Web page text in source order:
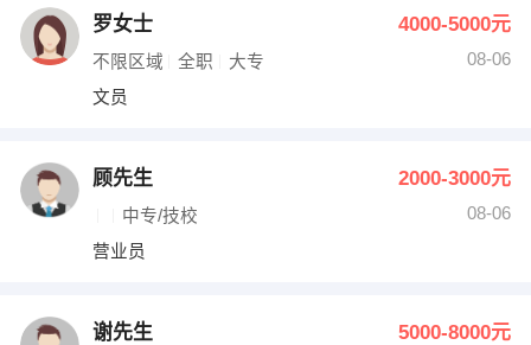
罗女士 4000-5000元
不限区域 全职 大专
08-06
文员
顾先生 2000-3000元
中专/技校
08-06
营业员
谢先生 5000-8000元